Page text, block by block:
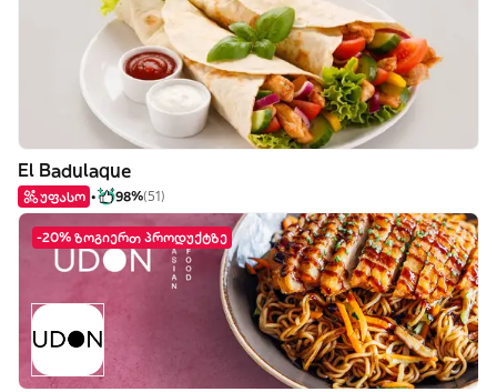
El Badulaque
უფასო 98%(51)
-20% ზოგიერთ პროდუქტზე